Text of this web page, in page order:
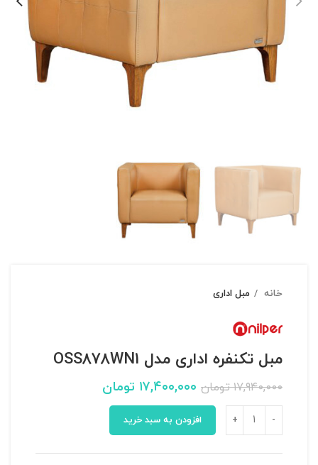
خانه مبل اداری
مبل تکنفره اداری مدل OSS878WN1
۱۷,۹۴۰,۰۰۰ تومان ۱۷,۴۰۰,۰۰۰ تومان
افزودن به سبد خرید